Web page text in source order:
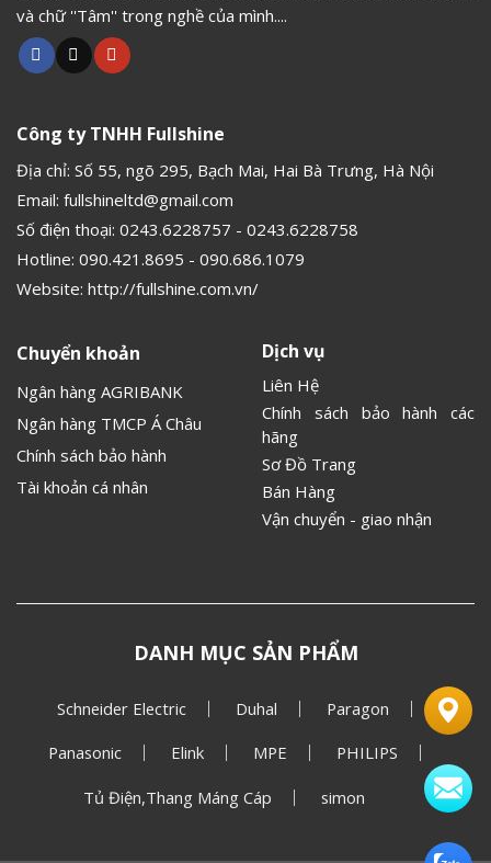
và chữ ''Tâm'' trong nghề của mình....
Công ty TNHH Fullshine
Địa chỉ: Số 55, ngõ 295, Bạch Mai, Hai Bà Trưng, Hà Nội
Email: fullshineltd@gmail.com
Số điện thoại: 0243.6228757 - 0243.6228758
Hotline: 090.421.8695 - 090.686.1079
Website: http://fullshine.com.vn/
Chuyển khoản
Ngân hàng AGRIBANK
Ngân hàng TMCP Á Châu
Chính sách bảo hành
Tài khoản cá nhân
Dịch vụ
Liên Hệ
Chính sách bảo hành các
hãng
Sơ Đồ Trang
Bán Hàng
Vận chuyển - giao nhận
DANH MỤC SẢN PHẨM
Schneider Electric Duhal Paragon
Panasonic Elink MPE PHILIPS
Tủ Điện,Thang Máng Cáp simon